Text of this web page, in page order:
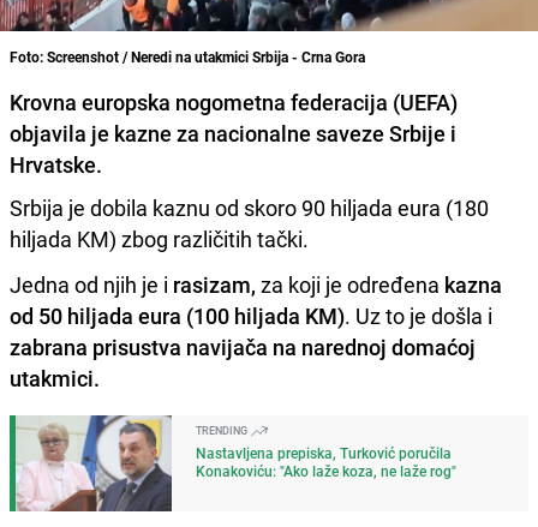
Foto: Screenshot / Neredi na utakmici Srbija - Crna Gora
Krovna europska nogometna federacija (UEFA)
objavila je kazne za nacionalne saveze Srbije i
Hrvatske.
Srbija je dobila kaznu od skoro 90 hiljada eura (180
hiljada KM) zbog različitih tački.
Jedna od njih je i rasizam, za koji je određena kazna
od 50 hiljada eura (100 hiljada KM). Uz to je došla i
zabrana prisustva navijača na narednoj domaćoj
utakmici.
TRENDING
Nastavljena prepiska, Turković poručila
Konakoviću: "Ako laže koza, ne laže rog"